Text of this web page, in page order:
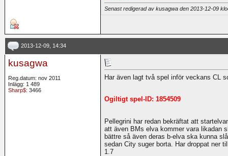
Senast redigerad av kusagwa den 2013-12-09
2013-12-09, 14:34
kusagwa
Reg.datum: nov 2011
Inlägg: 1 489
Sharp$: 3466
Har även lagt två spel inför veckans CL
Ogiltigt spel-ID: 1854509
Pellegrini har redan bekräftat att
att även BMs elva kommer vara likadan
bättre så även deras b-elva ska kunna
sedan City suger borta. Har droppat ner
1.7